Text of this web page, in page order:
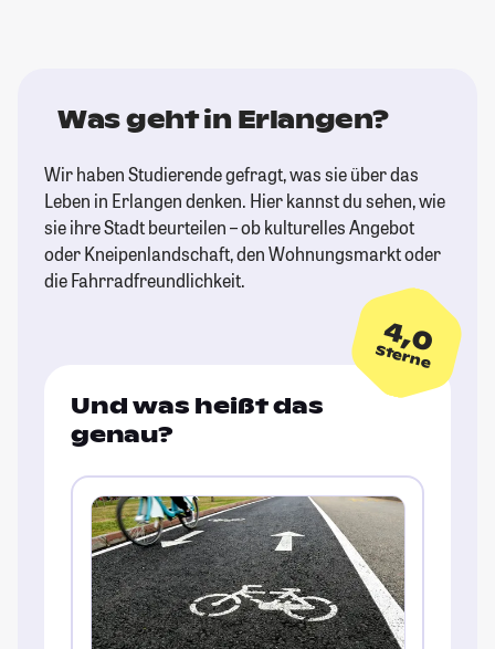
Was geht in Erlangen?
Wir haben Studierende gefragt, was sie über das
Leben in Erlangen denken. Hier kannst du sehen, wie
sie ihre Stadt beurteilen – ob kulturelles Angebot
oder Kneipenlandschaft, den Wohnungsmarkt oder
die Fahrradfreundlichkeit.
4,0
Sterne
Und was heißt das
genau?